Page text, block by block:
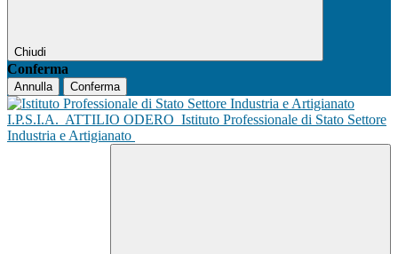
Chiudi
Conferma
Annulla Conferma
I.P.S.I.A. ATTILIO ODERO Istituto Professionale di Stato Settore
Industria e Artigianato